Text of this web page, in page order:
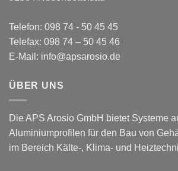
Telefon: 098 74 - 50 45 45
Telefax: 098 74 – 50 45 46
E-Mail: info@apsarosio.de
ÜBER UNS
Die APS Arosio GmbH bietet Systeme
Aluminiumprofilen für den Bau von
im Bereich Kälte-, Klima- und